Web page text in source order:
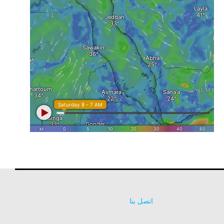
اتصل بنا